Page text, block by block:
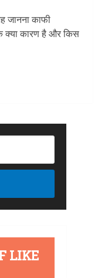
जानना काफी
क्या कारण है और किस
LIKE